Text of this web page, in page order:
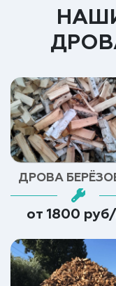
ДРОВА
от 1800